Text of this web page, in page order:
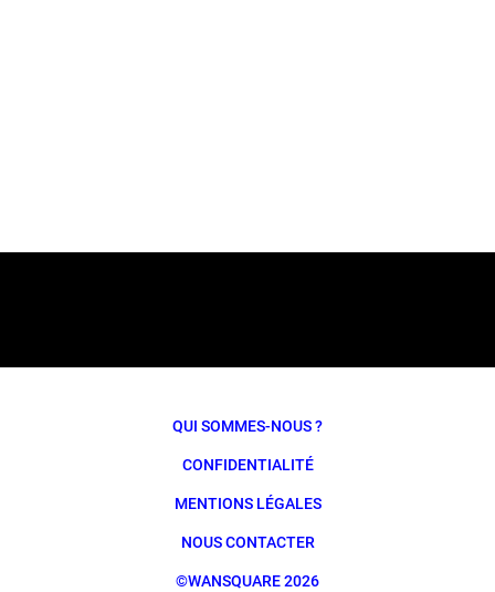
QUI SOMMES-NOUS ?
CONFIDENTIALITÉ
MENTIONS LÉGALES
NOUS CONTACTER
©WANSQUARE 2026